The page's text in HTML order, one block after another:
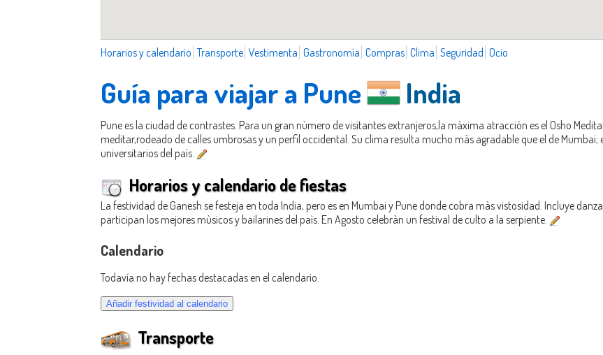
Horarios y calendario Transporte Vestimenta Gastronomía Compras Clima Seguridad Ocio
Guía para viajar a Pune India
Pune es la ciudad de contrastes. Para un gran nùmero de visitantes extranjeros,la màxima atracciòn es el Osho
meditar,rodeado de calles umbrosas y un perfil occidental. Su clima resulta mucho màs agradable que el de Mumbai;
universitarios del paìs.
Horarios y calendario de fiestas
La festividad de Ganesh se festeja en toda India, pero es en Mumbai y Pune donde cobra màs vistosidad. Incluye
participan los mejores mùsicos y bailarines del paìs. En Agosto celebràn un festival de culto a la serpiente.
Calendario
Todavía no hay fechas destacadas en el calendario.
Transporte